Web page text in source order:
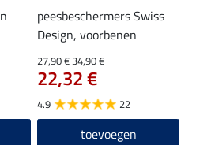
peesbeschermers Swiss
Design, voorbenen
27,90 €34,90 €
22,32 €
4.9 22
toevoegen